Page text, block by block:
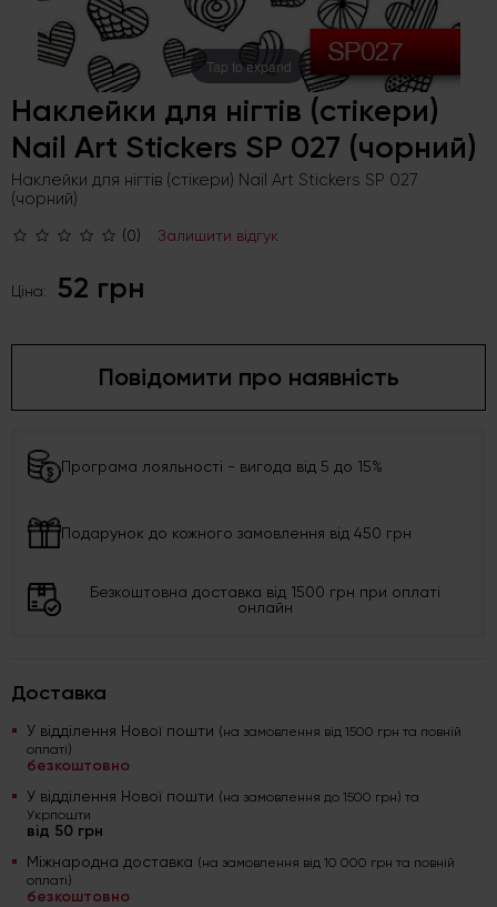
Tap to expand
Наклейки для нігтів (стікери)
Nail Art Stickers SP 027 (чорний)
Наклейки для нігтів (стікери) Nail Art Stickers SP 027
(чорний)
(0) Залишити відгук
Ціна: 52 грн
Повідомити про наявність
Програма лояльності - вигода від 5 до 15%
Подарунок до кожного замовлення від 450 грн
Безкоштовна доставка від 1500 грн при оплаті
онлайн
Доставка
У відділення Нової пошти (на замовлення від 1500 грн та повній
оплаті)
безкоштовно
У відділення Нової пошти (на замовлення до 1500 грн) та
Укрпошти
від 50 грн
Міжнародна доставка (на замовлення від 10 000 грн та повній
оплаті)
безкоштовно